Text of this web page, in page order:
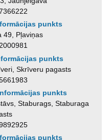
punkts
49, Pļaviņas
punkts
Skrīveru pagasts
punkts
Staburags, Staburaga
punkts